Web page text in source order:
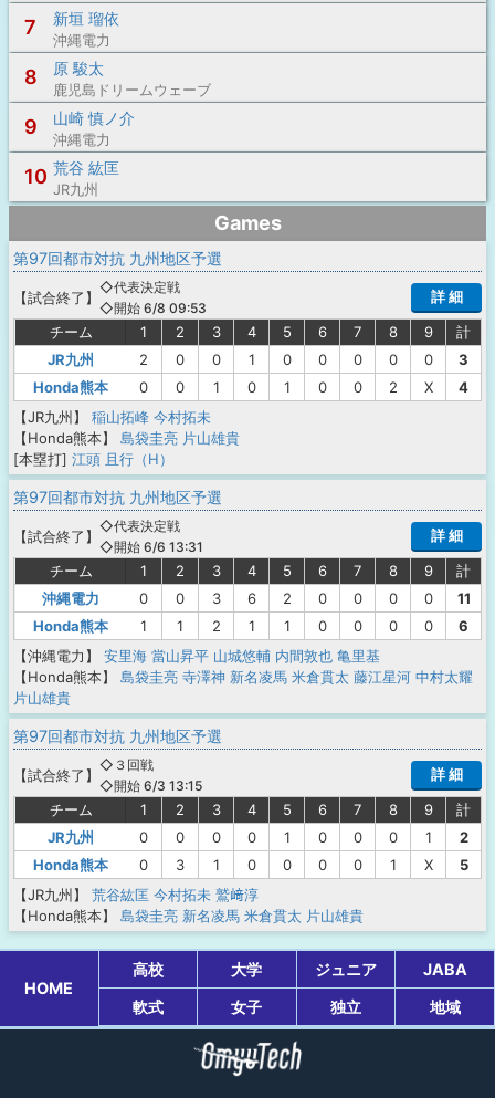
7 新垣 瑠依
沖縄電力
8 原 駿太
鹿児島ドリームウェーブ
9 山崎 慎ノ介
沖縄電力
10 荒谷 紘匡
JR九州
Games
第97回都市対抗 九州地区予選
【試合終了 】
◇代表決定戦
◇開始 6/8 09:53
詳 細
チーム 1 2 3 4 5 6 7 8 9
計
JR九州
2 0 0 1 0 0 0 0 0
3
Honda熊本
0 0 1 0 1 0 0 2 X
4
【JR九州】
稲山拓峰 今村拓未
【Honda熊本】
島袋圭亮 片山雄貴
[本塁打] 江頭 且行（H）
第97回都市対抗 九州地区予選
【試合終了 】
◇代表決定戦
◇開始 6/6 13:31
詳 細
チーム 1 2 3 4 5 6 7 8 9
計
沖縄電力
0 0 3 6 2 0 0 0 0
11
Honda熊本
1 1 2 1 1 0 0 0 0
6
【沖縄電力】
安里海 當山昇平 山城悠輔 内間敦也 亀里基
【Honda熊本】
島袋圭亮 寺澤神 新名凌馬 米倉貫太 藤江星河 中村太耀
片山雄貴
第97回都市対抗 九州地区予選
【試合終了 】
◇３回戦
◇開始 6/3 13:15
詳 細
チーム 1 2 3 4 5 6 7 8 9
計
JR九州
0 0 0 0 1 0 0 0 1
2
Honda熊本
0 3 1 0 0 0 0 1 X
5
【JR九州】
荒谷紘匡 今村拓未 鷲﨑淳
【Honda熊本】
島袋圭亮 新名凌馬 米倉貫太 片山雄貴
HOME
高校 大学 ジュニア
JABA
軟式
女子 独立 地域